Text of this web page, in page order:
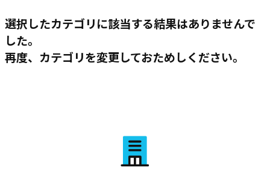
選択したカテゴリに該当する結果はありませんで
した。
再度、カテゴリを変更しておためしください。